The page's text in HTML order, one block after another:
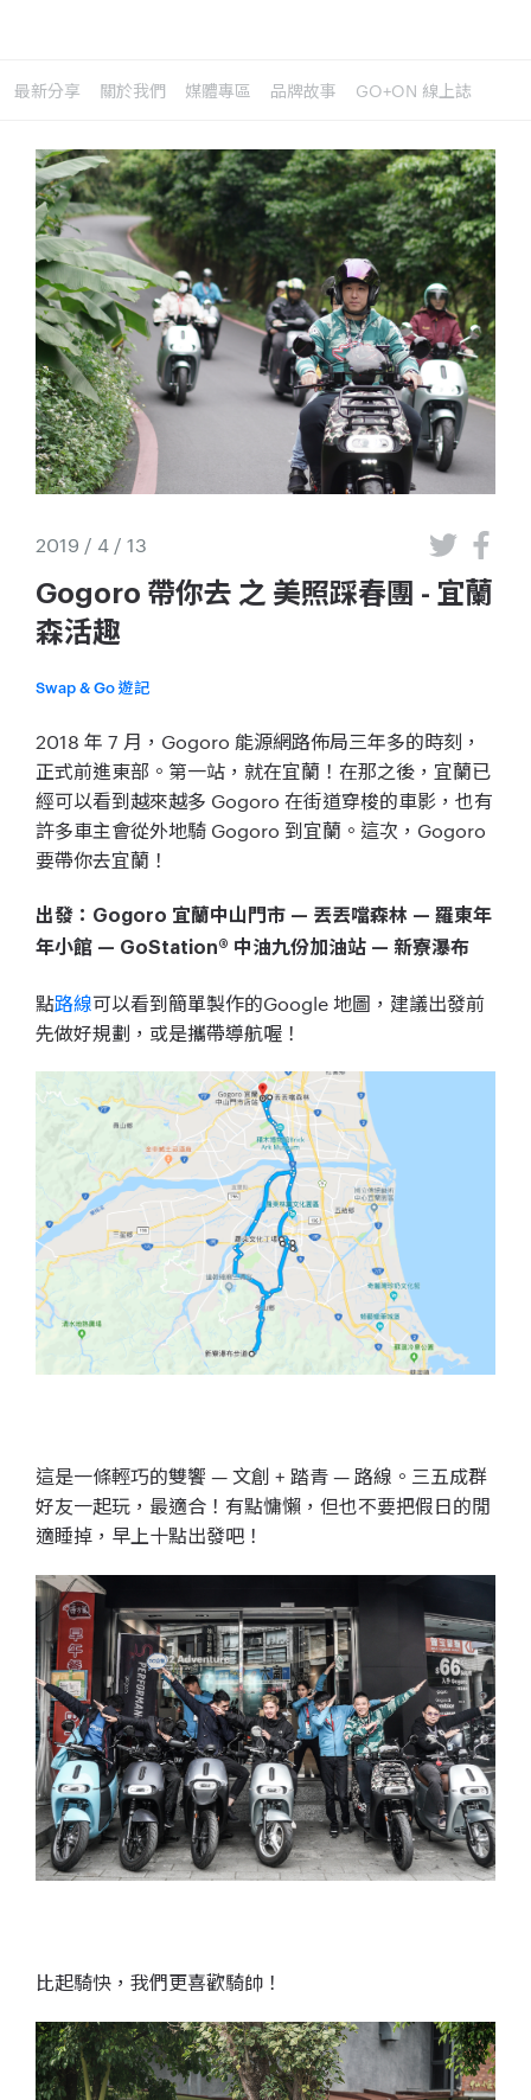
最新分享 關於我們 媒體專區 品牌故事 GO+ON 線上誌
2019 / 4 / 13
Gogoro 帶你去 之 美照踩春團 - 宜蘭
森活趣
Swap & Go 遊記
2018 年 7 月， Gogoro 能源網路佈局三年多的時刻，
正式前進東部。第一站，就在宜蘭！在那之後，宜蘭已
經可以看到越來越多 Gogoro 在街道穿梭的車影，也有
許多車主會從外地騎 Gogoro 到宜蘭。這次，Gogoro
要帶你去宜蘭！
出發： Gogoro 宜蘭中山門市 — 丟丟噹森林 — 羅東年
年小館 — GoStation® 中油九份加油站 — 新寮瀑布
點路線可以看到簡單製作的Google 地圖，建議出發前
先做好規劃，或是攜帶導航喔！
這是一條輕巧的雙饗 — 文創 + 踏青 — 路線。三五成群
好友一起玩，最適合！有點慵懶，但也不要把假日的閒
適睡掉，早上十點出發吧！
比起騎快，我們更喜歡騎帥！